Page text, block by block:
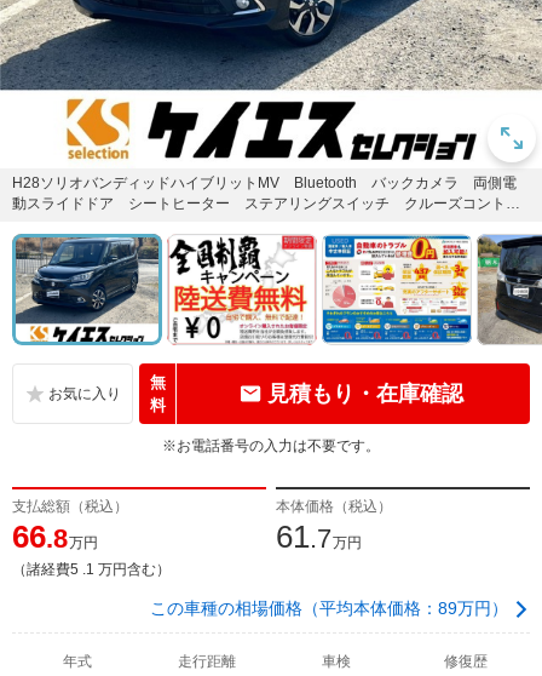
H28ソリオバンディッドハイブリットMV Bluetooth バックカメラ 両側電
動スライドドア シートヒーター ステアリングスイッチ クルーズコントロ
無
料
見積もり・在庫確認
※お電話番号の入力は不要です。
支払総額（税込）
66.8万円
（諸経費5 .1 万円含む）
本体価格（税込）
61.7万円
この車種の相場価格（平均本体価格：89万円）
年式 走行距離
車検
修復歴